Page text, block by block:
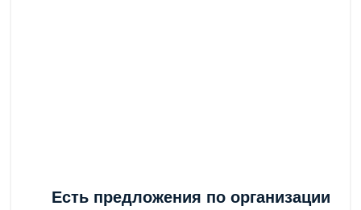
Есть предложения по организации